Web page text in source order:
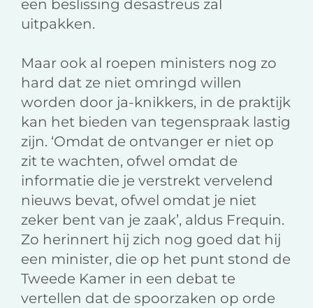
een beslissing desastreus zal
uitpakken.
Maar ook al roepen ministers nog zo
hard dat ze niet omringd willen
worden door ja-knikkers, in de praktijk
kan het bieden van tegenspraak lastig
zijn. ‘Omdat de ontvanger er niet op
zit te wachten, ofwel omdat de
informatie die je verstrekt vervelend
nieuws bevat, ofwel omdat je niet
zeker bent van je zaak’, aldus Frequin.
Zo herinnert hij zich nog goed dat hij
een minister, die op het punt stond de
Tweede Kamer in een debat te
vertellen dat de spoorzaken op orde